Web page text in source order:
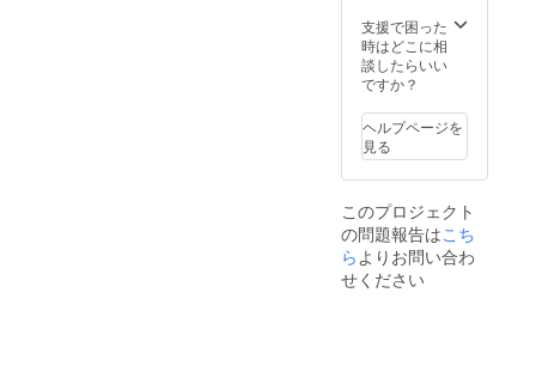
きくだ
さい。
サイズ
は
300x25
0(px)で
くださ
い。
その他
サイズ
きすぎ
なけれ
ば 柔
軟に対
応いた
したい
お名前
をお書
きくだ
(会社
名・ハ
ンドル
ネーム
可)。
ご支援
の順番
がその
まま掲
支援で困った
時はどこに相
談したらいい
ですか？
ヘルプページを
見る
このプロジェクト
の問題報告はこち
らよりお問い合わ
せください